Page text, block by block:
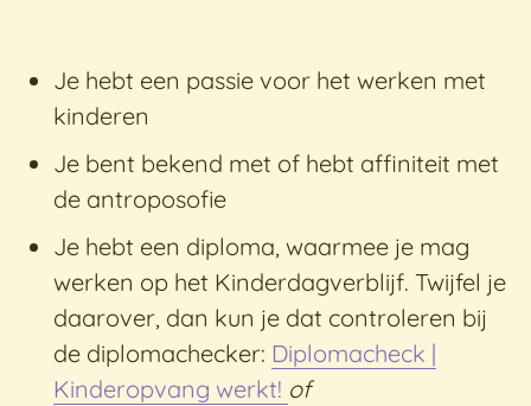
Je hebt een passie voor het werken met
kinderen
Je bent bekend met of hebt affiniteit met
de antroposofie
Je hebt een diploma, waarmee je mag
werken op het Kinderdagverblijf. Twijfel je
daarover, dan kun je dat controleren bij
de diplomachecker: Diplomacheck |
Kinderopvang werkt! of